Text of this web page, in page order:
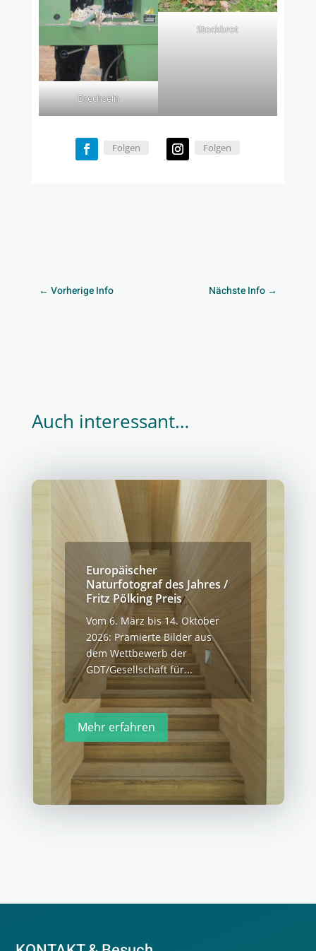
Drechseln
Stockbrot
Folgen Folgen
← Vorherige Info Nächste Info →
Auch interessant…
Europäischer
Naturfotograf des Jahres /
Fritz Pölking Preis
Vom 6. März bis 14. Oktober
2026: Prämierte Bilder aus
dem Wettbewerb der
GDT/Gesellschaft für...
Mehr erfahren